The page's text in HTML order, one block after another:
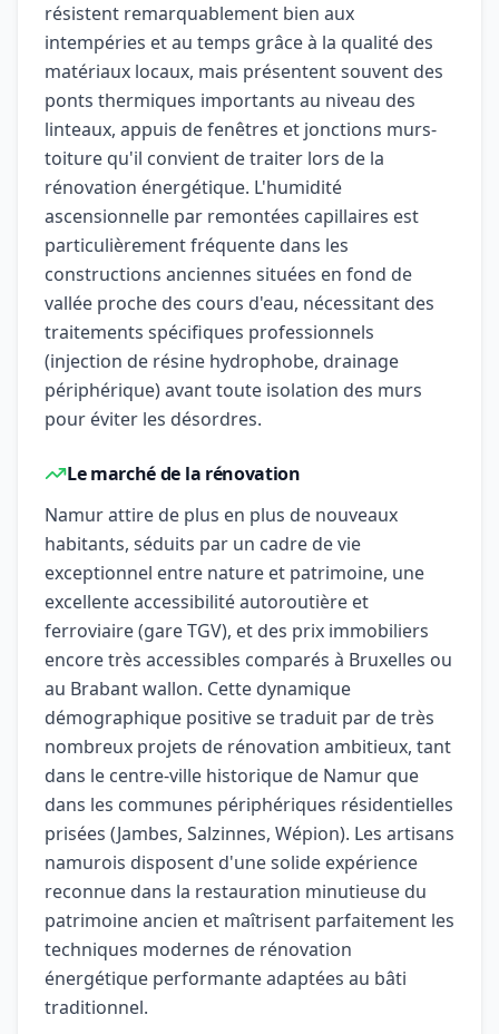
résistent remarquablement bien aux
intempéries et au temps grâce à la qualité des
matériaux locaux, mais présentent souvent des
ponts thermiques importants au niveau des
linteaux, appuis de fenêtres et jonctions murs-
toiture qu'il convient de traiter lors de la
rénovation énergétique. L'humidité
ascensionnelle par remontées capillaires est
particulièrement fréquente dans les
constructions anciennes situées en fond de
vallée proche des cours d'eau, nécessitant des
traitements spécifiques professionnels
(injection de résine hydrophobe, drainage
périphérique) avant toute isolation des murs
pour éviter les désordres.
Le marché de la rénovation
Namur attire de plus en plus de nouveaux
habitants, séduits par un cadre de vie
exceptionnel entre nature et patrimoine, une
excellente accessibilité autoroutière et
ferroviaire (gare TGV), et des prix immobiliers
encore très accessibles comparés à Bruxelles ou
au Brabant wallon. Cette dynamique
démographique positive se traduit par de très
nombreux projets de rénovation ambitieux, tant
dans le centre-ville historique de Namur que
dans les communes périphériques résidentielles
prisées (Jambes, Salzinnes, Wépion). Les artisans
namurois disposent d'une solide expérience
reconnue dans la restauration minutieuse du
patrimoine ancien et maîtrisent parfaitement les
techniques modernes de rénovation
énergétique performante adaptées au bâti
traditionnel.